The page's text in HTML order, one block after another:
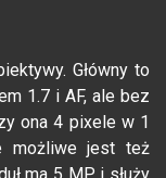
Główny to
1.7 i AF, ale bez
ona 4 pixele w 1
możliwe jest też